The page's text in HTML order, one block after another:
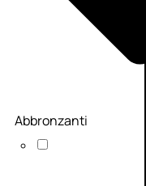
Abbronzanti